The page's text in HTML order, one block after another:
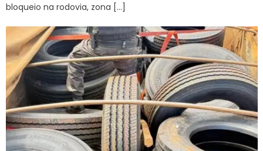
bloqueio na rodovia, zona […]